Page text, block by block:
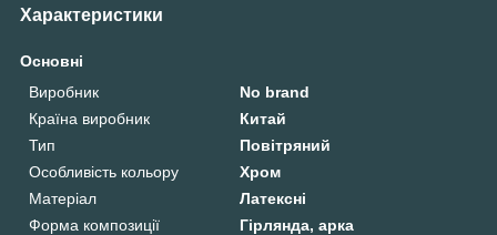
Характеристики
Основні
Виробник
No brand
Країна виробник
Китай
Тип
Повітряний
Особливість кольору
Хром
Матеріал
Латексні
Форма композиції
Гірлянда, арка